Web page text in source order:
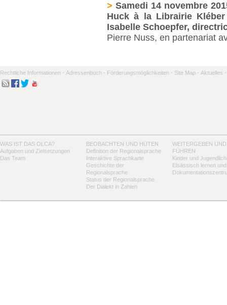
> Samedi 14 novembre
Huck à la Librairie
Isabelle Schoepfer,
Pierre Nuss, en partenariat
Rechtliche Informationen - Adressenbuch - Förderungsmöglichkeiten - Site Map - Aktuelles -
WAS IST DAS OLCA?
Aufgaben und Zielsetzungen
Das Team
BEOBACHTEN UND HÜTEN
Definition der Regionalsprache
Interaktive Sprachkarte
Geschichte der
Regionalsprache
Status der Regionalsprache
Der Dialekt in Zahlen
WEITERGEBEN UND
FÜHREN
Kinder und
Elsässisch lernen